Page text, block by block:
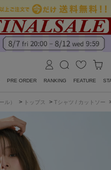
PRE ORDER RANKING FEATURE
ル） > トップス > Tシャツ / カットソー